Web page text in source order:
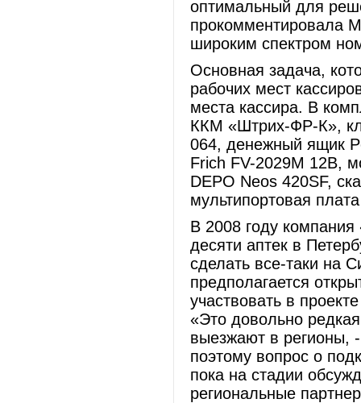
оптимальный для
прокомментировала
широким спектром
Основная задача,
рабочих мест
места кассира. В
ККМ «Штрих-ФР-К»,
064, денежный ящик
Frich FV-2029M 12В,
DEPO Neos 420SF,
мультипортовая
В 2008 году
десяти аптек в
сделать все-таки на
предполагается
участвовать в
«Это довольно
выезжают в регионы,
поэтому вопрос о
пока на стадии
региональные